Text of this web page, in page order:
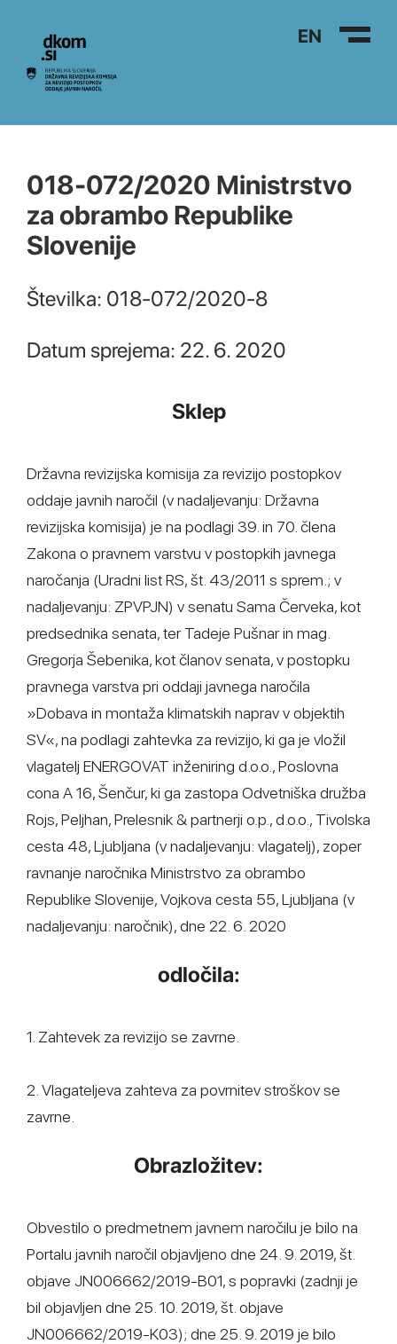
Na vsebino EN
018-072/2020 Ministrstvo
za obrambo Republike
Slovenije
Številka: 018-072/2020-8
Datum sprejema: 22. 6. 2020
Sklep
Državna revizijska komisija za revizijo postopkov
oddaje javnih naročil (v nadaljevanju: Državna
revizijska komisija) je na podlagi 39. in 70. člena
Zakona o pravnem varstvu v postopkih javnega
naročanja (Uradni list RS, št. 43/2011 s sprem.; v
nadaljevanju: ZPVPJN) v senatu Sama Červeka, kot
predsednika senata, ter Tadeje Pušnar in mag.
Gregorja Šebenika, kot članov senata, v postopku
pravnega varstva pri oddaji javnega naročila
»Dobava in montaža klimatskih naprav v objektih
SV«, na podlagi zahtevka za revizijo, ki ga je vložil
vlagatelj ENERGOVAT inženiring d.o.o., Poslovna
cona A 16, Šenčur, ki ga zastopa Odvetniška družba
Rojs, Peljhan, Prelesnik & partnerji o.p., d.o.o., Tivolska
cesta 48, Ljubljana (v nadaljevanju: vlagatelj), zoper
ravnanje naročnika Ministrstvo za obrambo
Republike Slovenije, Vojkova cesta 55, Ljubljana (v
nadaljevanju: naročnik), dne 22. 6. 2020
odločila:
1. Zahtevek za revizijo se zavrne.
2. Vlagateljeva zahteva za povrnitev stroškov se
zavrne.
Obrazložitev:
Obvestilo o predmetnem javnem naročilu je bilo na
Portalu javnih naročil objavljeno dne 24. 9. 2019, št.
objave JN006662/2019-B01, s popravki (zadnji je
bil objavljen dne 25. 10. 2019, št. objave
JN006662/2019-K03); dne 25. 9. 2019 je bilo